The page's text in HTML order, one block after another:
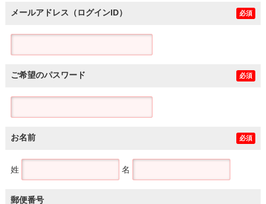
メールアドレス（ログインID） 必須
ご希望のパスワード 必須
お名前 必須
姓 名
郵便番号